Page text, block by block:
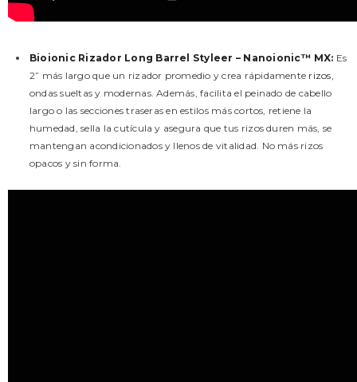
Bioionic Rizador Long Barrel Styleer – Nanoionic™ MX: Es
2” más largo que un rizador promedio y crea rápidamente rizos,
ondas sueltas y modernas. Además, facilita el peinado de cabello
largo o las secciones traseras en estilos más cortos, retiene la
humedad, sella la cutícula y asegura que tus rizos duren más, se
mantengan acondicionados y llenos de vitalidad. No más rizos
opacos y sin forma.